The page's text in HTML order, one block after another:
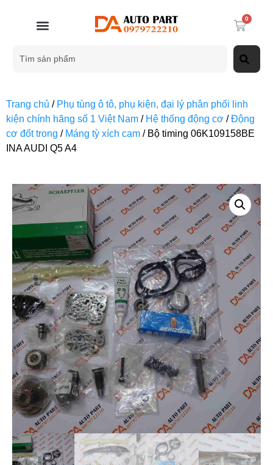
0
Trang chủ / Phụ tùng ô tô, phụ kiện, đại lý phân phối linh
kiện chính hãng số 1 Việt Nam / Hệ thống động cơ /Động
cơ đốt trong / Máng tỳ xích cam / Bộ timing 06K109158BE
INA AUDI Q5 A4